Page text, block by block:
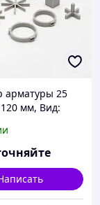
арматуры 25
мм, Вид:
1,6-120 мм